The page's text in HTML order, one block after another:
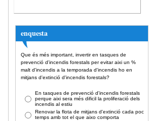
enquesta
Que és més important, invertir en tasques de
prevenció d'incendis forestals per evitar aixi un %
malt d'incendis a la temporada d'incendis ho en
mitjans d'extinció d'incendis forestals?
En tasques de prevenció d'incendis forestals
perque aixi sera més dificil la proliferació dels
incendis al estiu
Renovar la flota de mitjans d'extinció cada poc
temps amb tot el que aixo comporta